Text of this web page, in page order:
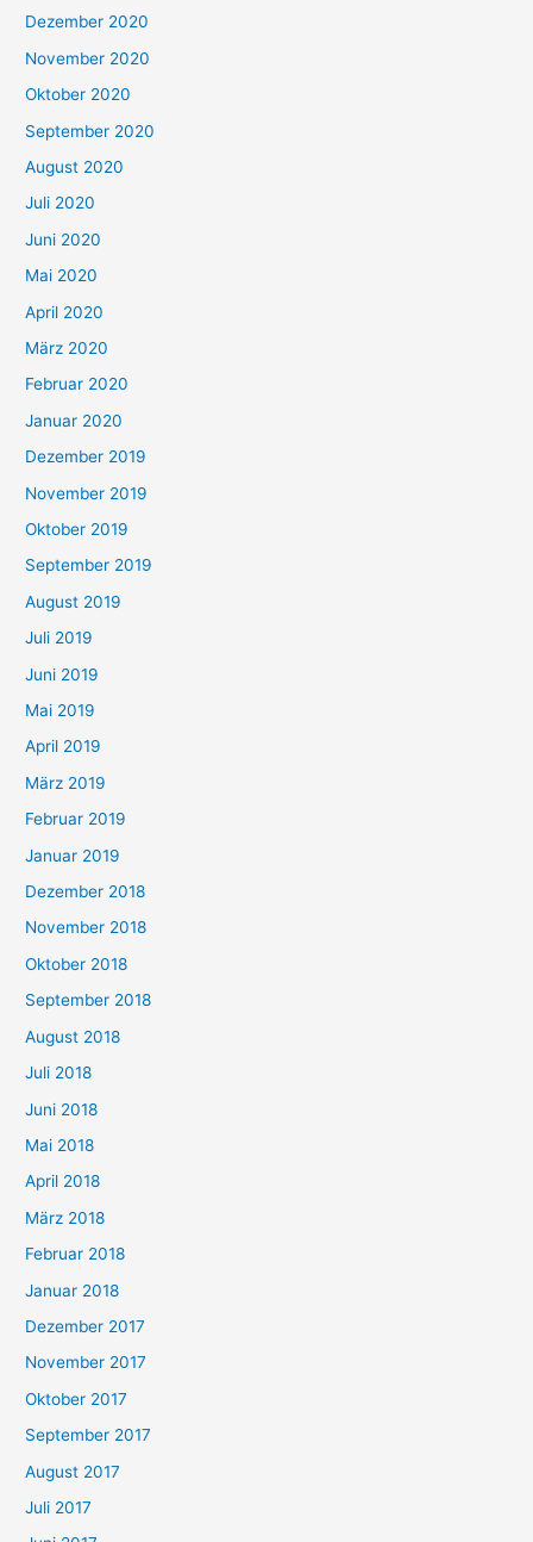
Dezember 2020
November 2020
Oktober 2020
September 2020
August 2020
Juli 2020
Juni 2020
Mai 2020
April 2020
März 2020
Februar 2020
Januar 2020
Dezember 2019
November 2019
Oktober 2019
September 2019
August 2019
Juli 2019
Juni 2019
Mai 2019
April 2019
März 2019
Februar 2019
Januar 2019
Dezember 2018
November 2018
Oktober 2018
September 2018
August 2018
Juli 2018
Juni 2018
Mai 2018
April 2018
März 2018
Februar 2018
Januar 2018
Dezember 2017
November 2017
Oktober 2017
September 2017
August 2017
Juli 2017